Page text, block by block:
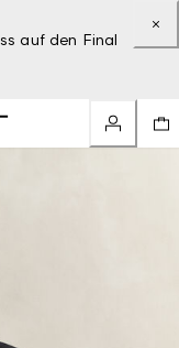
auf den Final